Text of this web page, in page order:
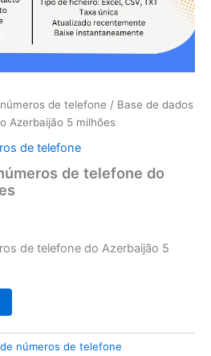
de telefone / Base de dados
Azerbaijão 5 milhões
de telefone
de telefone do
de telefone do Azerbaijão 5
números de telefone